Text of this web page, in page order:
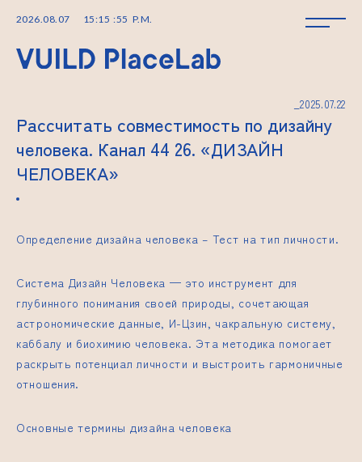
2026.08.07 15:15 :55 P.M.
_2025.07.22
Рассчитать совместимость по дизайну
человека. Канал 44 26. «ДИЗАЙН
ЧЕЛОВЕКА»
Определение дизайна человека – Тест на тип личности​.
Система Дизайн Человека — это инструмент для
глубинного понимания своей природы, сочетающая
астрономические данные, И-Цзин, чакральную систему,
каббалу и биохимию человека. Эта методика помогает
раскрыть потенциал личности и выстроить гармоничные
отношения.
Основные термины дизайна человека